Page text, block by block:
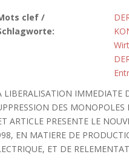
clef /
LIBERALISATION IMMEDIATE
DES
ARTICLE PRESENTE LE
EN MATIERE DE
ET DE